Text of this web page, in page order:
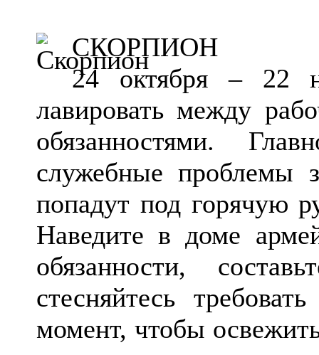
СКОРПИОН
24 октября – 22
лавировать между
обязанностями.
служебные проблемы
попадут под горячую
Наведите в доме
обязанности,
стесняйтесь
момент, чтобы